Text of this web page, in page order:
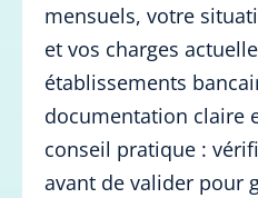
mensuels, votre
et vos charges
établissements
documentation claire
conseil pratique :
avant de valider pour